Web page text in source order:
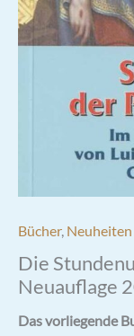
Bücher, Neuheiten
Die
Neuauflage
Das vorliegende